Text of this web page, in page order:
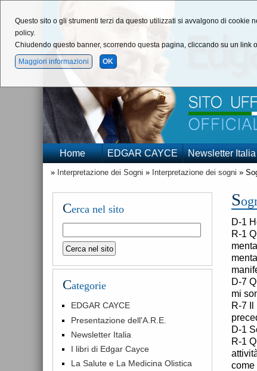
Home EDGAR CAYCE Newsletter Italia
» Interpretazione dei Sogni » Interpretazione dei sogni »
S
D-1
R-1
D-7
mi
R-7
D-1
R-1
come
Cerca nel sito
Categorie
EDGAR CAYCE
Presentazione dell'A.R.E.
Newsletter Italia
I libri di Edgar Cayce
La Salute e La Medicina Olistica
Questo sito o gli strumenti terzi da questo utilizzati si avvalgono di
policy.
Chiudendo questo banner, scorrendo questa pagina, cliccando su un
Maggiori informazioni
OK